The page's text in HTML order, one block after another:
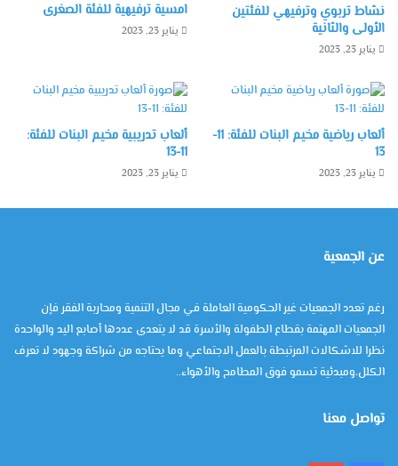
نشاط تربوي وترفيهي للفئتين
الأولى والثانية
يناير 23, 2023
امسية ترفيهية للفئة الصغرى
يناير 23, 2023
ألعاب رياضية مخيم البنات للفئة: 11-
13
يناير 23, 2023
ألعاب تدريبية مخيم البنات للفئة:
11-13
يناير 23, 2023
عن الجمعية
رغم تعدد الجمعيات غير الحكومية العاملة في مجال التنمية ومحاربة الفقر فإن
الجمعيات المهتمة بقطاع الطفولة والأسرة قد لا يتعدى عددها أصابع اليد والواحدة
نظرا للاشكالات المرتبطة بالعمل الاجتماعي وما يحتاجه من شراكة وجهود لا تعرف
الكلل،ومبدئية تسمو فوق المطامح والأهواء..
تواصل معنا